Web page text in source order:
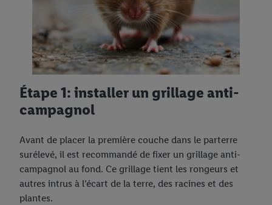
Étape 1: installer un grillage anti-
campagnol
Avant de placer la première couche dans le parterre
surélevé, il est recommandé de fixer un grillage anti-
campagnol au fond. Ce grillage tient les rongeurs et
autres intrus à l’écart de la terre, des racines et des
plantes.